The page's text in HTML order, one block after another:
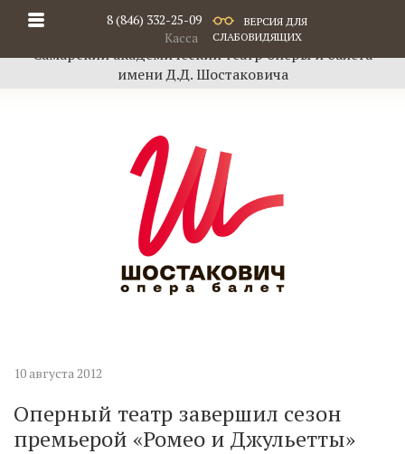
8 (846) 332-25-09
Касса
ВЕРСИЯ ДЛЯ
СЛАБОВИДЯЩИХ
Самарский академический театр оперы и балета
имени Д.Д. Шостаковича
10 августа 2012
Оперный театр завершил сезон
премьерой «Ромео и Джульетты»